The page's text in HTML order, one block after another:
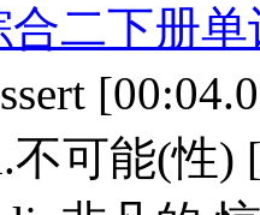
二下册单
不可能(性)